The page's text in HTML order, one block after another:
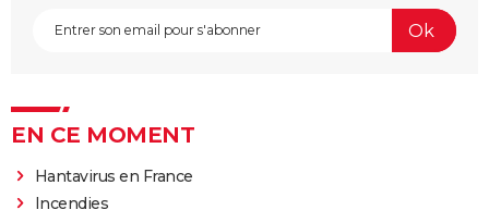
EN CE MOMENT
Hantavirus en France
Incendies